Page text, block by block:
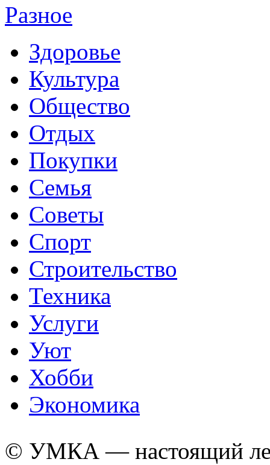
Разное
Здоровье
Культура
Общество
Отдых
Покупки
Семья
Советы
Спорт
Строительство
Техника
Услуги
Уют
Хобби
Экономика
© УМКА — настоящий